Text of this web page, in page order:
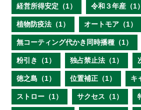
経営所得安定（1） 令和３年産（1）
植物防疫法（1） オートモア（1）
無コーティング代かき同時播種（1）
粉引き（1） 独占禁止法（1）
徳之島（1） 位置補正（1） キ
ストロー（1） サクセス（1）